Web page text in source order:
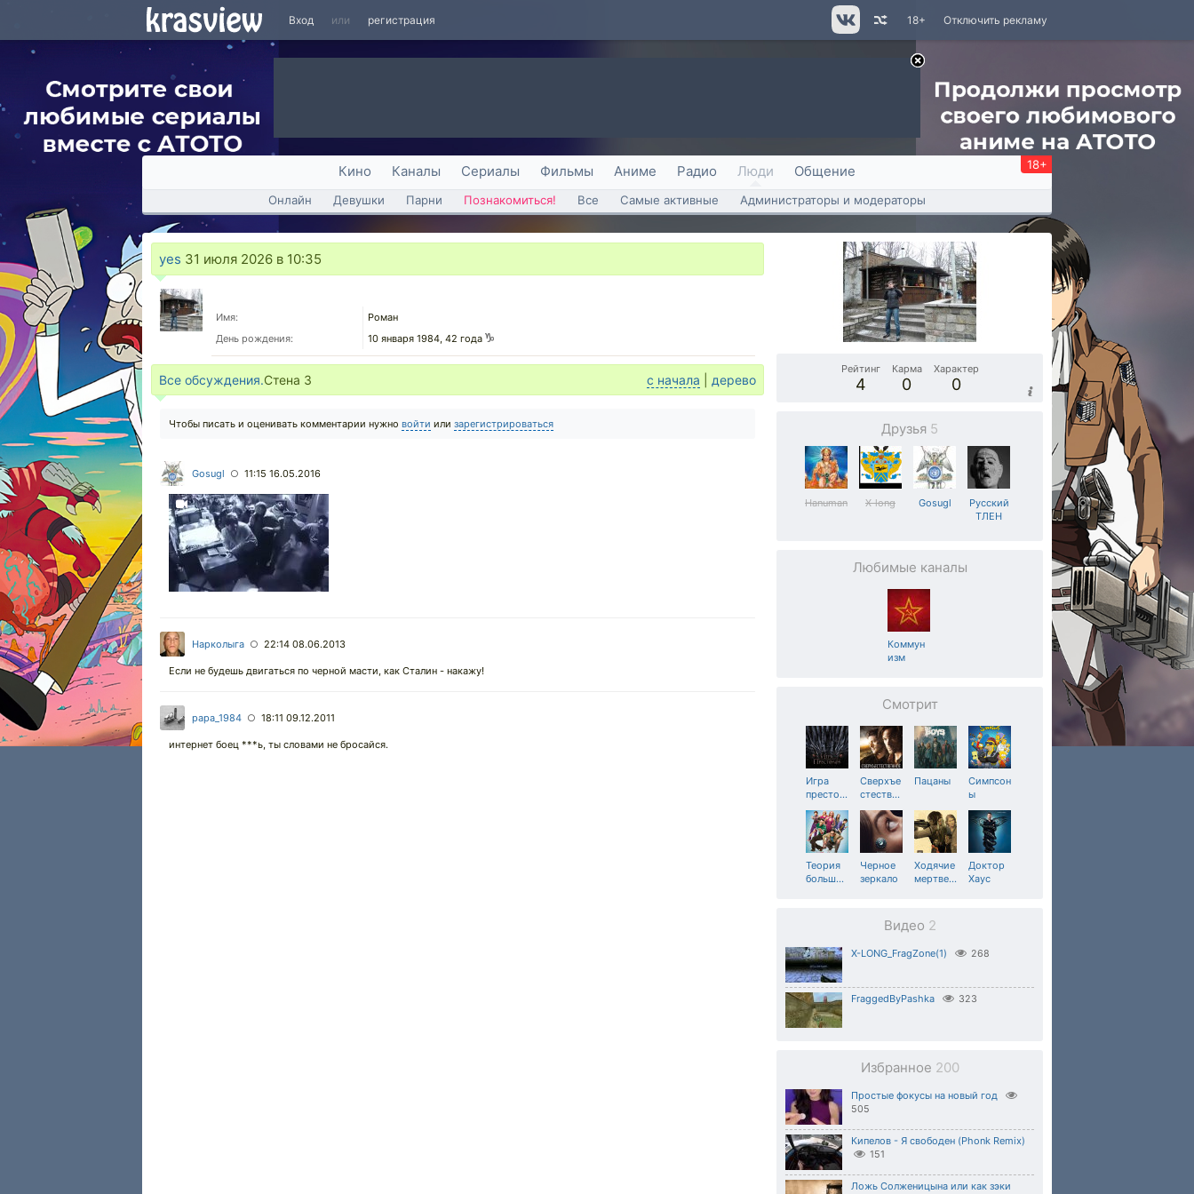
Вход или регистрация Отключить рекламу
18+
Кино Каналы Сериалы Фильмы Аниме Радио Люди Общение 18+
Онлайн Девушки Парни Познакомиться! Все Самые активные Администраторы и модераторы
yes 31 июля 2026 в 10:35
Имя:
Роман
День рождения:
10 января 1984, 42 года
Все обсуждения.Стена 3 с начала дерево
Чтобы писать и оценивать комментарии нужно войти или зарегистрироваться
Gosugl ○ 11:15 16.05.2016
Нарколыга ○ 22:14 08.06.2013
Если не будешь двигаться по черной масти, как Сталин - накажу!
papa_1984 ○ 18:11 09.12.2011
интернет боец ***ь, ты словами не бросайся.
Рейтинг
4
Карма
0
Характер
0
Друзья 5
Hanuman X-long Gosugl
Русский
ТЛЕН
Любимые каналы
Коммун
изм
Смотрит
Игра
престо…
Сверхъе
стеств…
Пацаны
Симпсон
ы
Теория
больш…
Черное
зеркало
Ходячие
мертве…
Доктор
Хаус
Видео 2
X-LONG_FragZone(1) 268
FraggedByPashka 323
Избранное 200
Простые фокусы на новый год
505
Кипелов - Я свободен (Phonk Remix)
151
Ложь Солженицына или как зэки